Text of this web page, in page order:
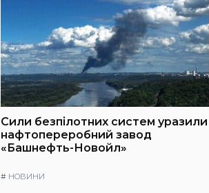
Сили безпілотних систем уразили
нафтопереробний завод
«Башнефть-Новойл»
# НОВИНИ